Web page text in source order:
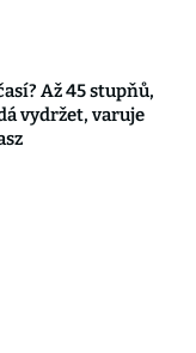
Až 45 stupňů,
vydržet, varuje